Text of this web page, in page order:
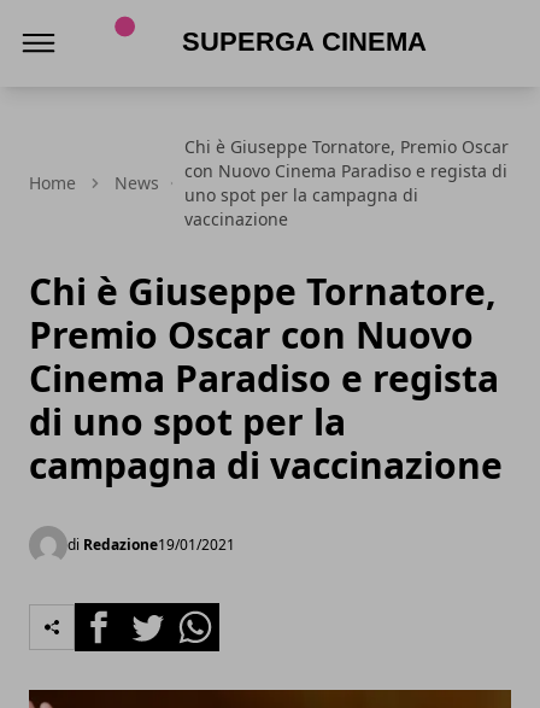
Home News
Chi è Giuseppe Tornatore, Premio Oscar
con Nuovo Cinema Paradiso e regista di
uno spot per la campagna di
vaccinazione
Chi è Giuseppe Tornatore,
Premio Oscar con Nuovo
Cinema Paradiso e regista
di uno spot per la
campagna di vaccinazione
di Redazione19/01/2021
FacebookTwitterWhatsapp